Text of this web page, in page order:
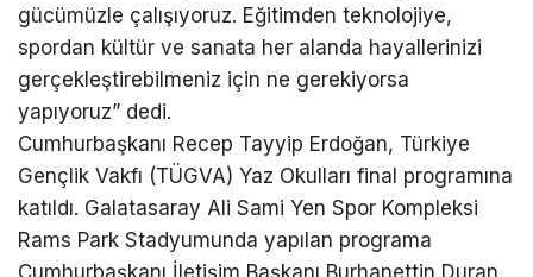
gücümüzle çalışıyoruz. Eğitimden teknolojiye,
spordan kültür ve sanata her alanda hayallerinizi
gerçekleştirebilmeniz için ne gerekiyorsa
yapıyoruz” dedi.
Cumhurbaşkanı Recep Tayyip Erdoğan, Türkiye
Gençlik Vakfı (TÜGVA) Yaz Okulları final programına
katıldı. Galatasaray Ali Sami Yen Spor Kompleksi
Rams Park Stadyumunda yapılan programa